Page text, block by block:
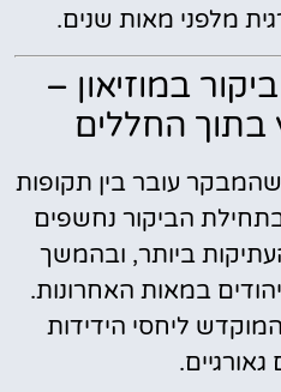
מלפני מאות שנים.
במוזיאון –
בתוך החללים
שהמבקר עובר בין תקופות
בתחילת הביקור נחשפים
ביותר, ובהמשך
במאות האחרונות.
ליחסי הידידות
גאורגיים.